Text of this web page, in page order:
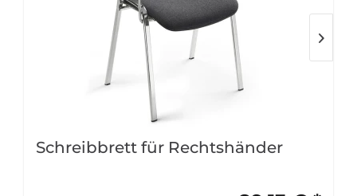
Schreibbrett für Rechtshänder